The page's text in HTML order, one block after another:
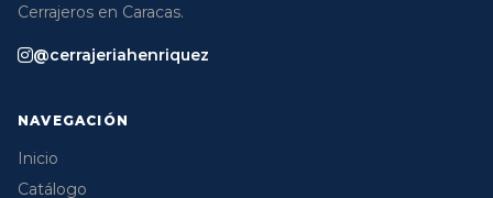
Cerrajeros en Caracas.
@cerrajeriahenriquez
NAVEGACIÓN
Inicio
Catálogo